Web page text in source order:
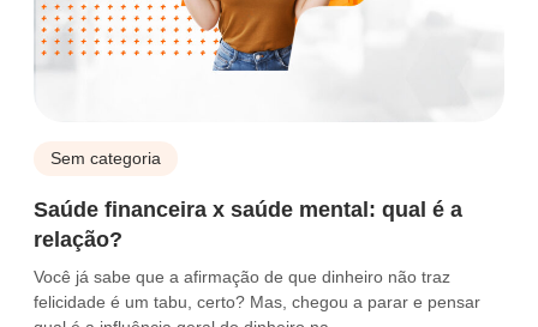
Sem categoria
Saúde financeira x saúde mental: qual é a
relação?
Você já sabe que a afirmação de que dinheiro não traz
felicidade é um tabu, certo? Mas, chegou a parar e pensar